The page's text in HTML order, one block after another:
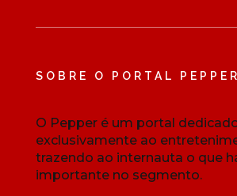
SOBRE O PORTAL PEPPER
O Pepper é um portal
exclusivamente ao
trazendo ao internauta o que
importante no segmento.